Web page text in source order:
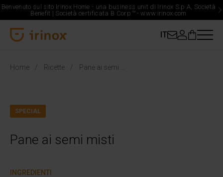
Benvenuto sul sito Irinox Home - una business unit di Irinox S.p.A, Società
Benefit | Società certificata B Corp ™-www.irinox.com
IT
Home Ricette
SPECIAL
Pane ai semi misti
INGREDIENTI